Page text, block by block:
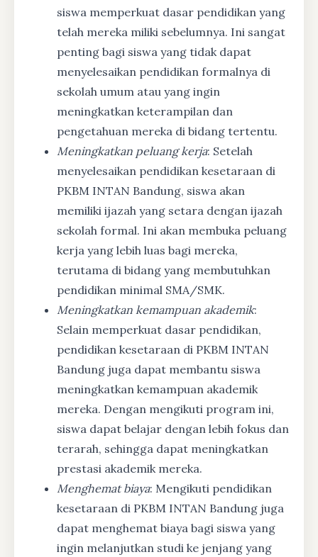
siswa memperkuat dasar pendidikan yang
telah mereka miliki sebelumnya. Ini sangat
penting bagi siswa yang tidak dapat
menyelesaikan pendidikan formalnya di
sekolah umum atau yang ingin
meningkatkan keterampilan dan
pengetahuan mereka di bidang tertentu.
Meningkatkan peluang kerja: Setelah
menyelesaikan pendidikan kesetaraan di
PKBM INTAN Bandung, siswa akan
memiliki ijazah yang setara dengan ijazah
sekolah formal. Ini akan membuka peluang
kerja yang lebih luas bagi mereka,
terutama di bidang yang membutuhkan
pendidikan minimal SMA/SMK.
Meningkatkan kemampuan akademik:
Selain memperkuat dasar pendidikan,
pendidikan kesetaraan di PKBM INTAN
Bandung juga dapat membantu siswa
meningkatkan kemampuan akademik
mereka. Dengan mengikuti program ini,
siswa dapat belajar dengan lebih fokus dan
terarah, sehingga dapat meningkatkan
prestasi akademik mereka.
Menghemat biaya: Mengikuti pendidikan
kesetaraan di PKBM INTAN Bandung juga
dapat menghemat biaya bagi siswa yang
ingin melanjutkan studi ke jenjang yang